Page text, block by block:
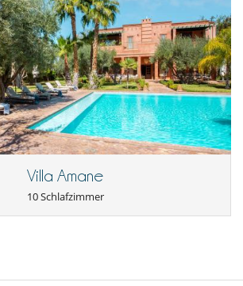
Villa Amane
10 Schlafzimmer